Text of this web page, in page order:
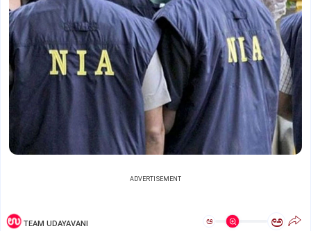
ADVERTISEMENT
TEAM UDAYAVANI ಅ ಅ